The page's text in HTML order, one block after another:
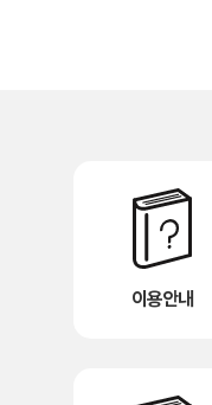
이용안내